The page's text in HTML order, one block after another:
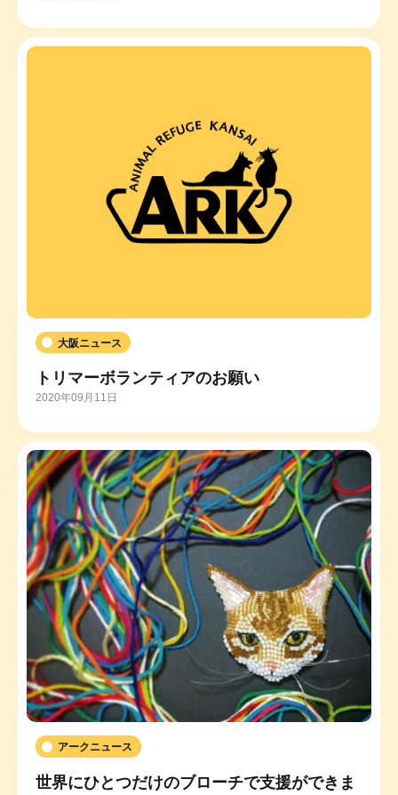
大阪ニュース
トリマーボランティアのお願い
2020年09月11日
アークニュース
世界にひとつだけのブローチで支援ができま